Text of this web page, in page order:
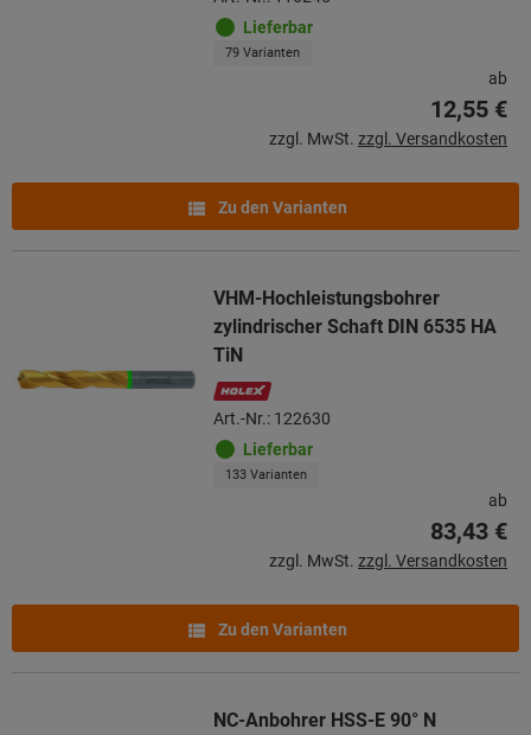
Lieferbar
79 Varianten
ab
12,55 €
zzgl. MwSt. zzgl. Versandkosten
Zu den Varianten
VHM-Hochleistungsbohrer
zylindrischer Schaft DIN 6535 HA
TiN
Art.-Nr.: 122630
Lieferbar
133 Varianten
ab
83,43 €
zzgl. MwSt. zzgl. Versandkosten
Zu den Varianten
NC-Anbohrer HSS-E 90° N